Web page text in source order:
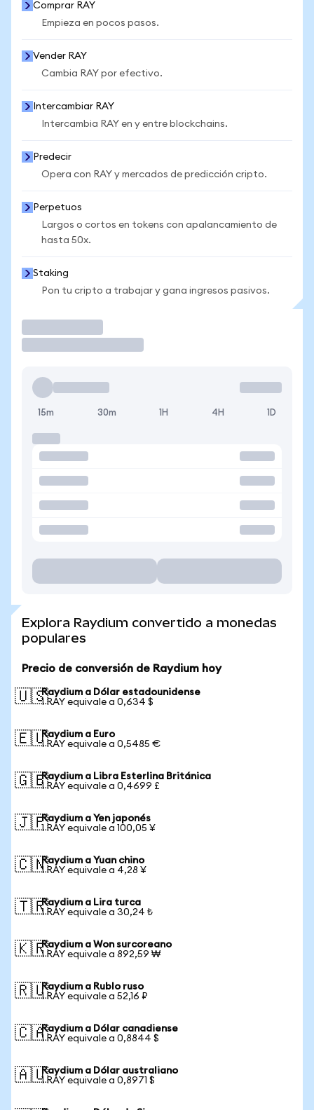
Comprar RAY
Empieza en pocos pasos.
Vender RAY
Cambia RAY por efectivo.
Intercambiar RAY
Intercambia RAY en y entre blockchains.
Predecir
Opera con RAY y mercados de predicción cripto.
Perpetuos
Largos o cortos en tokens con apalancamiento de
hasta 50x.
Staking
Pon tu cripto a trabajar y gana ingresos pasivos.
15m 30m 1H 4H 1D
Explora Raydium convertido a monedas
populares
Precio de conversión de Raydium hoy
🇺🇸Raydium a Dólar estadounidense
1 RAY equivale a 0,634 $
🇪🇺Raydium a Euro
1 RAY equivale a 0,5485 €
🇬🇧Raydium a Libra Esterlina Británica
1 RAY equivale a 0,4699 £
🇯🇵Raydium a Yen japonés
1 RAY equivale a 100,05 ¥
🇨🇳Raydium a Yuan chino
1 RAY equivale a 4,28 ¥
🇹🇷Raydium a Lira turca
1 RAY equivale a 30,24 ₺
🇰🇷Raydium a Won surcoreano
1 RAY equivale a 892,59 ₩
🇷🇺Raydium a Rublo ruso
1 RAY equivale a 52,16 ₽
🇨🇦Raydium a Dólar canadiense
1 RAY equivale a 0,8844 $
🇦🇺Raydium a Dólar australiano
1 RAY equivale a 0,8971 $